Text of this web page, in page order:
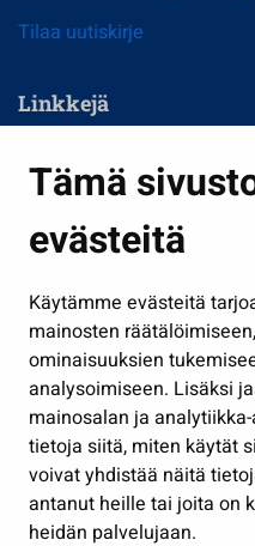
Tämä
evästeitä
Käytämme evästeitä
mainosten
ominaisuuksien
analysoimiseen. Lisäksi
mainosalan ja
tietoja siitä, miten käytät
voivat yhdistää näitä
antanut heille tai joita on
heidän palvelujaan.
Tilaa uutiskirje
Linkkejä
Kasvatus ja opetus
Kulttuuri ja liikunta
Työ ja yrittäminen
Osallistu ja asioi
Näytä omat
Seuraa meitä